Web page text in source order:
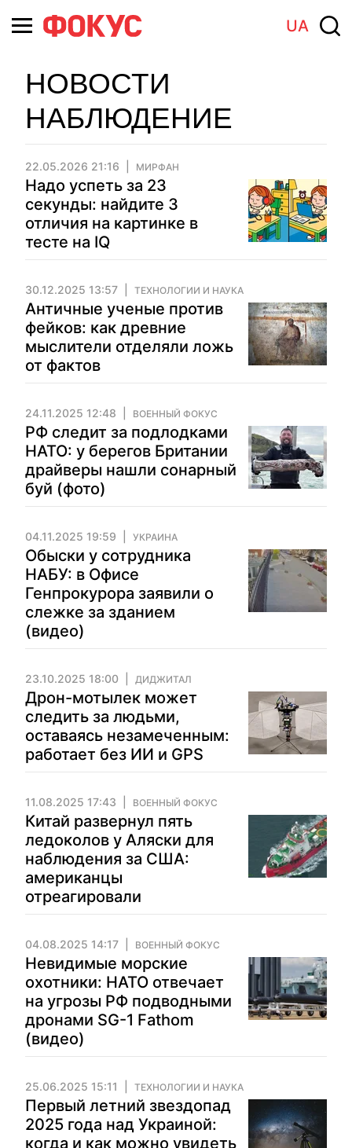
UA
НОВОСТИ
НАБЛЮДЕНИЕ
22.05.2026 21:16 МИРФАН
Надо успеть за 23
секунды: найдите 3
отличия на картинке в
тесте на IQ
30.12.2025 13:57 ТЕХНОЛОГИИ И НАУКА
Античные ученые против
фейков: как древние
мыслители отделяли ложь
от фактов
24.11.2025 12:48 ВОЕННЫЙ ФОКУС
РФ следит за подлодками
НАТО: у берегов Британии
драйверы нашли сонарный
буй (фото)
04.11.2025 19:59 УКРАИНА
Обыски у сотрудника
НАБУ: в Офисе
Генпрокурора заявили о
слежке за зданием
(видео)
23.10.2025 18:00 ДИДЖИТАЛ
Дрон-мотылек может
следить за людьми,
оставаясь незамеченным:
работает без ИИ и GPS
11.08.2025 17:43 ВОЕННЫЙ ФОКУС
Китай развернул пять
ледоколов у Аляски для
наблюдения за США:
американцы
отреагировали
04.08.2025 14:17 ВОЕННЫЙ ФОКУС
Невидимые морские
охотники: НАТО отвечает
на угрозы РФ подводными
дронами SG-1 Fathom
(видео)
25.06.2025 15:11 ТЕХНОЛОГИИ И НАУКА
Первый летний звездопад
2025 года над Украиной:
когда и как можно увидеть